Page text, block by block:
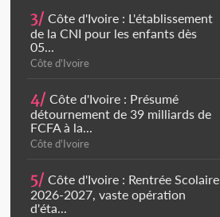
3/ Côte d'Ivoire : L'établissement
de la CNI pour les enfants dès
05...
Côte d'Ivoire
4/ Côte d'Ivoire : Présumé
détournement de 39 milliards de
FCFA à la...
Côte d'Ivoire
5/ Côte d'Ivoire : Rentrée Scolaire
2026-2027, vaste opération
d'éta...